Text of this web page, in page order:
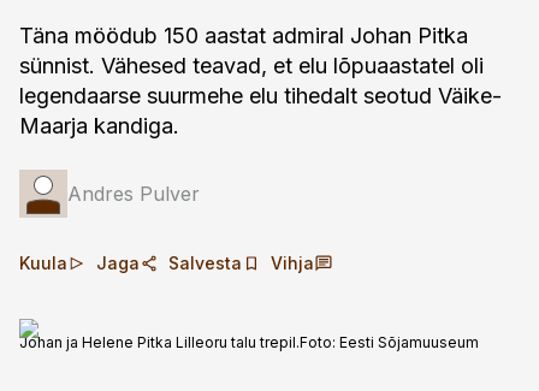
Täna möödub 150 aastat admiral Johan Pitka
sünnist. Vähesed teavad, et elu lõpuaastatel oli
legendaarse suurmehe elu tihedalt seotud Väike-
Maarja kandiga.
Andres Pulver
Kuula Jaga Salvesta Vihja
Johan ja Helene Pitka Lilleoru talu trepil.Foto: Eesti Sõjamuuseum